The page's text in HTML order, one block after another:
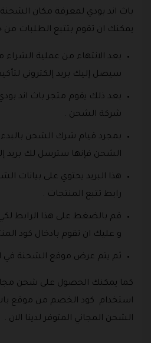
باث اند بودي لمعرفة مكان الشحنة
يمكنك ان تقوم بتتبع الطلبات من
بعد الانتهاء من عملية الشراء
سيصل إليك بريد إلكتروني
بعد ذلك يقوم متجر باث اند
شركة الشحن .
بمجرد قيام شرك الشحن
الشحن فإنها سترسل لك بريد
هذا البريد يحتوي على بيانات
رابط تتبع المنتجات .
قم بالضغط على هذا الرابط
و عليك ان تقوم بادخال كود
ثم يتم عرض موقع الشحنة في
كما يمكنك الحصول على شحن
الشحن المجاني المتوفر لدينا الان .